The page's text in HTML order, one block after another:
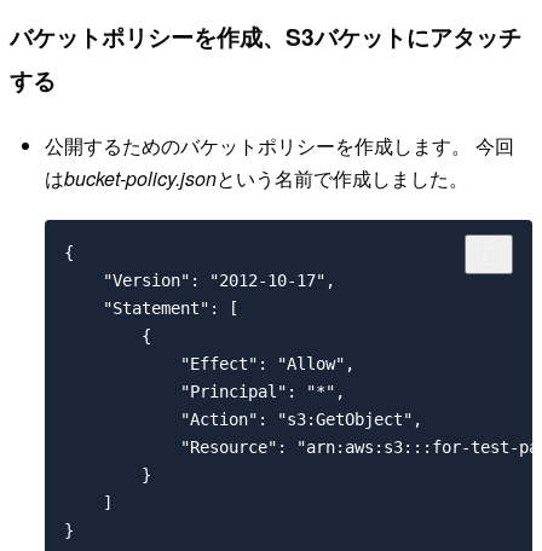
バケットポリシーを作成、S3バケットにアタッチ
する
公開するためのバケットポリシーを作成します。 今回
はbucket-policy.jsonという名前で作成しました。
{
    "Version": "2012-10-17",
    "Statement": [
        {
            "Effect": "Allow",
            "Principal": "*",
            "Action": "s3:GetObject",
"Resource": "arn:aws:s3:::for-test-
        }
    ]